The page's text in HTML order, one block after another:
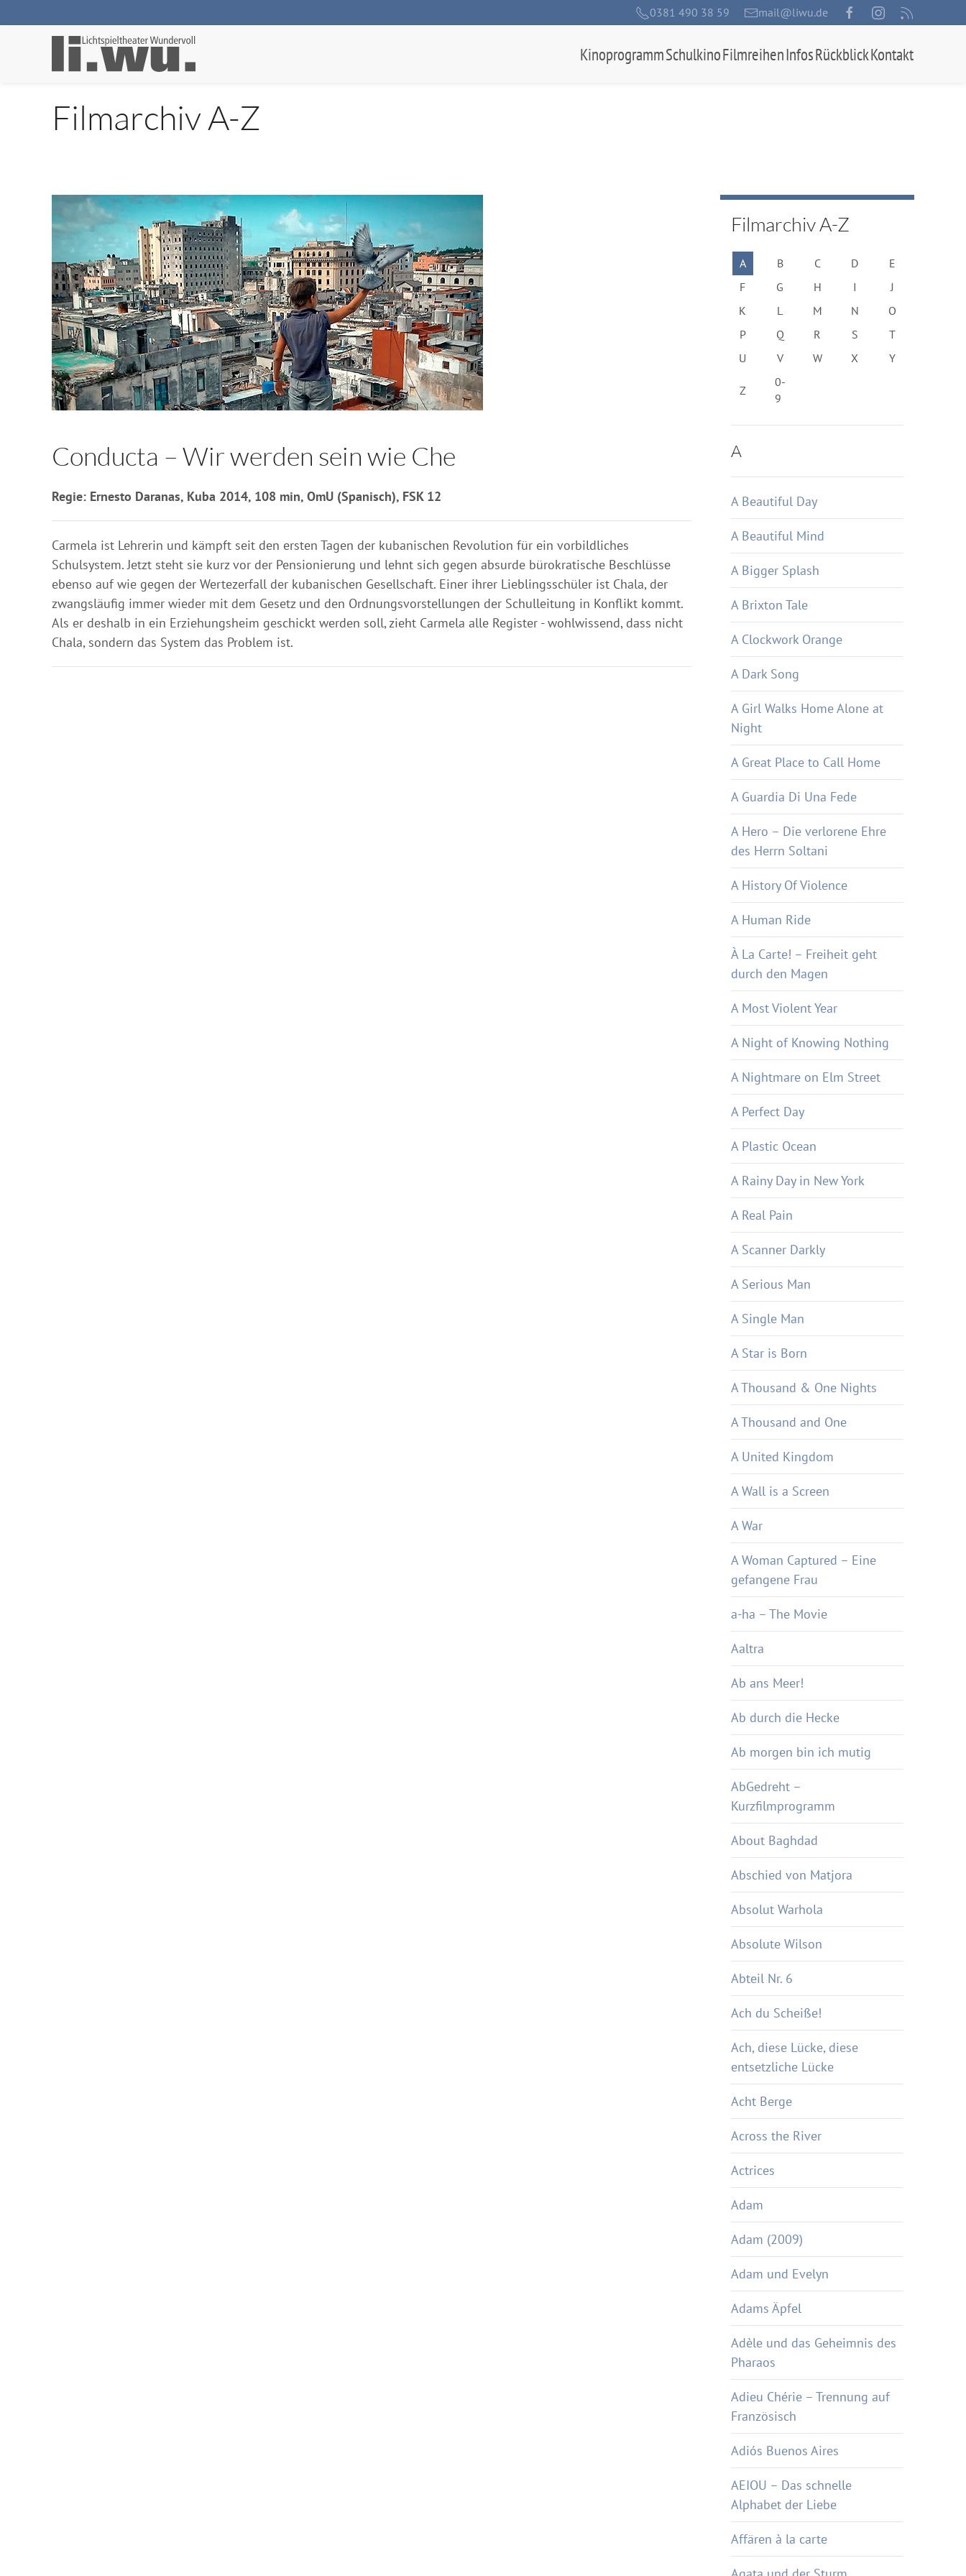
0381 490 38 59 mail@liwu.de
KinoprogrammSchulkinoFilmreihenInfosRückblickKontakt
Filmarchiv A-Z
Conducta – Wir werden sein wie Che
Regie: Ernesto Daranas, Kuba 2014, 108 min, OmU (Spanisch), FSK 12
Carmela ist Lehrerin und kämpft seit den ersten Tagen der kubanischen Revolution für ein vorbildliches
Schulsystem. Jetzt steht sie kurz vor der Pensionierung und lehnt sich gegen absurde bürokratische Beschlüsse
ebenso auf wie gegen der Wertezerfall der kubanischen Gesellschaft. Einer ihrer Lieblingsschüler ist Chala, der
zwangsläufig immer wieder mit dem Gesetz und den Ordnungsvorstellungen der Schulleitung in Konflikt kommt.
Als er deshalb in ein Erziehungsheim geschickt werden soll, zieht Carmela alle Register - wohlwissend, dass nicht
Chala, sondern das System das Problem ist.
Filmarchiv A-Z
A B C D
E
F
G H I
J
K
L M N
O
P
Q R S
T
U
V W X Y
Z
0-
9
A
A Beautiful Day
A Beautiful Mind
A Bigger Splash
A Brixton Tale
A Clockwork Orange
A Dark Song
A Girl Walks Home Alone at
Night
A Great Place to Call Home
A Guardia Di Una Fede
A Hero – Die verlorene Ehre
des Herrn Soltani
A History Of Violence
A Human Ride
À La Carte! – Freiheit geht
durch den Magen
A Most Violent Year
A Night of Knowing Nothing
A Nightmare on Elm Street
A Perfect Day
A Plastic Ocean
A Rainy Day in New York
A Real Pain
A Scanner Darkly
A Serious Man
A Single Man
A Star is Born
A Thousand & One Nights
A Thousand and One
A United Kingdom
A Wall is a Screen
A War
A Woman Captured – Eine
gefangene Frau
a-ha – The Movie
Aaltra
Ab ans Meer!
Ab durch die Hecke
Ab morgen bin ich mutig
AbGedreht –
Kurzfilmprogramm
About Baghdad
Abschied von Matjora
Absolut Warhola
Absolute Wilson
Abteil Nr. 6
Ach du Scheiße!
Ach, diese Lücke, diese
entsetzliche Lücke
Acht Berge
Across the River
Actrices
Adam
Adam (2009)
Adam und Evelyn
Adams Äpfel
Adèle und das Geheimnis des
Pharaos
Adieu Chérie – Trennung auf
Französisch
Adiós Buenos Aires
AEIOU – Das schnelle
Alphabet der Liebe
Affären à la carte